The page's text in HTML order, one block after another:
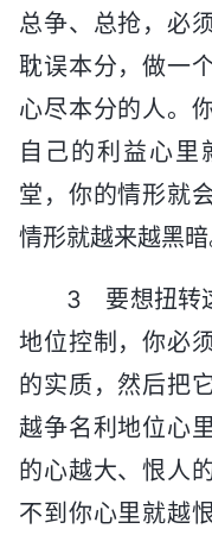
总争、总抢，必
耽误本分，做一
心尽本分的人。
自己的利益心里
堂，你的情形就
情形就越来越黑暗
3 要想扭转
地位控制，你必
的实质，然后把
越争名利地位心
的心越大、恨人
不到你心里就越